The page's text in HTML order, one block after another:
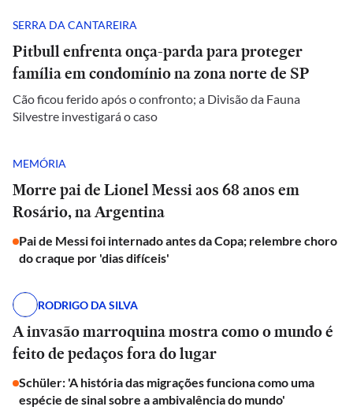
SERRA DA CANTAREIRA
Pitbull enfrenta onça-parda para proteger
família em condomínio na zona norte de SP
Cão ficou ferido após o confronto; a Divisão da Fauna
Silvestre investigará o caso
MEMÓRIA
Morre pai de Lionel Messi aos 68 anos em
Rosário, na Argentina
Pai de Messi foi internado antes da Copa; relembre choro
do craque por 'dias difíceis'
RODRIGO DA SILVA
A invasão marroquina mostra como o mundo é
feito de pedaços fora do lugar
Schüler: 'A história das migrações funciona como uma
espécie de sinal sobre a ambivalência do mundo'